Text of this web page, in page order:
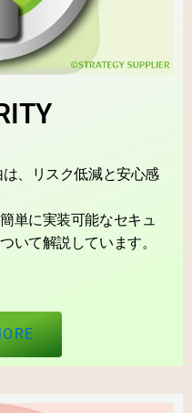
、リスク低減と安心感
単に実装可能なセキュ
いて解説しています。